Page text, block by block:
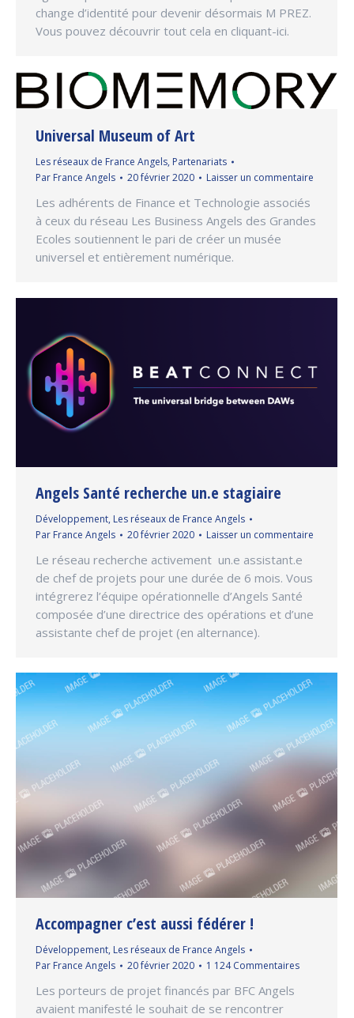
change d’identité pour devenir désormais M PREZ.
Vous pouvez découvrir tout cela en cliquant-ici.
Universal Museum of Art
Les réseaux de France Angels, Partenariats
Par France Angels 20 février 2020 Laisser un commentaire
Les adhérents de Finance et Technologie associés
à ceux du réseau Les Business Angels des Grandes
Ecoles soutiennent le pari de créer un musée
universel et entièrement numérique.
Angels Santé recherche un.e stagiaire
Développement, Les réseaux de France Angels
Par France Angels 20 février 2020 Laisser un commentaire
Le réseau recherche activement un.e assistant.e
de chef de projets pour une durée de 6 mois. Vous
intégrerez l’équipe opérationnelle d’Angels Santé
composée d’une directrice des opérations et d’une
assistante chef de projet (en alternance).
Accompagner c’est aussi fédérer !
Développement, Les réseaux de France Angels
Par France Angels 20 février 2020 1 124 Commentaires
Les porteurs de projet financés par BFC Angels
avaient manifesté le souhait de se rencontrer